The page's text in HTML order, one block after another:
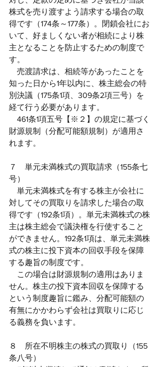
株式を売り渡すよう請求する場合の取
得です（174条～177条）。閉鎖会社にお
いて、好ましくない者が相続により株
主となることを防止するための制度で
す。
売渡請求は、相続等があったことを
知った日から1年以内に、株主総会の特
別決議（175条1項、309条2項三号）を
経て行う必要があります。
461条1項五号【※２】の規定に基づく
財源規制（分配可能額規制）が適用さ
れます。
７　単元未満株式の買取請求（155条七
号）
単元未満株式を有する株主が会社に
対してその買取りを請求した場合の取
得です（192条1項）。単元未満株式の株
主は株主総会で議決権を行使すること
ができません。192条1項は、単元未満株
式の株主に投下資本の回収手段を保障
する趣旨の制度です。
この場合は財源規制の適用はありま
せん。株主の投下資本回収を保障する
という制度趣旨に鑑み、分配可能額の
有無にかかわらず会社は買取りに応じ
る義務を負います。
８　所在不明株主の株式の買取り（155
条八号）